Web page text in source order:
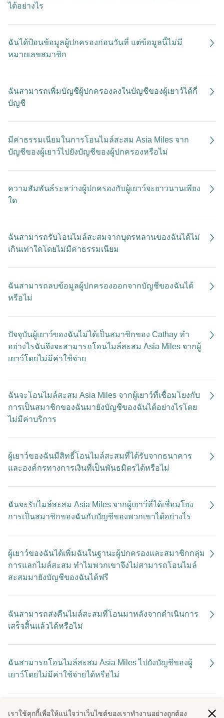
ได้อย่างไร
ฉันได้ป้อนข้อมูลผู้ปกครองก่อนวันที่ แต่ข้อมูลนี้ไม่มี
หมายเลขสมาชิก
ฉันสามารถเพิ่มบัญชีผู้ปกครองลงในบัญชีของผู้เยาว์ได้กี่
บัญชี
มีค่าธรรมเนียมในการโอนไมล์สะสม Asia Miles จาก
บัญชีของผู้เยาว์ไปยังบัญชีของผู้ปกครองหรือไม่
ความสัมพันธ์ระหว่างผู้ปกครองกับผู้เยาว์จะยาวนานเพียง
ใด
ฉันสามารถรับโอนไมล์สะสมจากบุตรหลานของฉันได้ไม่
เกินเท่าใดโดยไม่มีค่าธรรมเนียม
ฉันสามารถลบข้อมูลผู้ปกครองออกจากบัญชีของฉันได้
หรือไม่
ปัจจุบันผู้เยาว์ของฉันไม่ได้เป็นสมาชิกของ Cathay ทำ
อย่างไรฉันจึงจะสามารถโอนไมล์สะสม Asia Miles จากผู้
เยาว์โดยไม่มีค่าใช้จ่าย
ฉันจะโอนไมล์สะสม Asia Miles จากผู้เยาว์ที่เชื่อมโยงกับ
การเป็นสมาชิกของฉันมายังบัญชีของฉันได้อย่างไรโดย
ไม่มีค่าบริการ
ผู้เยาว์ของฉันมีสิทธิ์โอนไมล์สะสมที่ได้รับจากธนาคาร
และองค์กรทางการเงินที่เป็นพันธมิตรได้หรือไม่
ฉันจะรับไมล์สะสม Asia Miles จากผู้เยาว์ที่ได้เชื่อมโยง
การเป็นสมาชิกของฉันกับบัญชีของพวกเขาได้อย่างไร
ผู้เยาว์ของฉันได้เพิ่มฉันในฐานะผู้ปกครองและสมาชิกกลุ่ม
การแลกไมล์สะสม ทําไมพวกเขาจึงไม่สามารถโอนไมล์
สะสมมายังบัญชีของฉันได้ฟรี
ฉันสามารถส่งคืนไมล์สะสมที่โอนมาหลังจากดําเนินการ
เสร็จสิ้นแล้วได้หรือไม่
ฉันสามารถโอนไมล์สะสม Asia Miles ไปยังบัญชีของผู้
เยาว์โดยไม่มีค่าใช้จ่ายได้หรือไม่
การโอนไมล์สะสมโดยไม่มีค่าใช้จ่ายถือเป็นกิจกรรมที่ทํา
เราใช้คุกกี้เพื่อให้แน่ใจว่าเว็บไซต์ของเราทํางานอย่างถูกต้อง